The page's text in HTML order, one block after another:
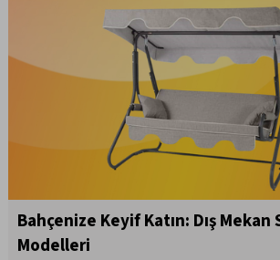
Bahçenize Keyif Katın: Dış Mekan
Modelleri